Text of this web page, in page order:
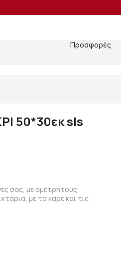
Προσφορές
50*30εκ sls
σας, με αμέτρητους
με τα καρέ και τις